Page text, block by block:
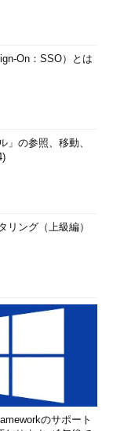
On：SSO）とは
」の参照、移動、
リング（上級編）
のサポート